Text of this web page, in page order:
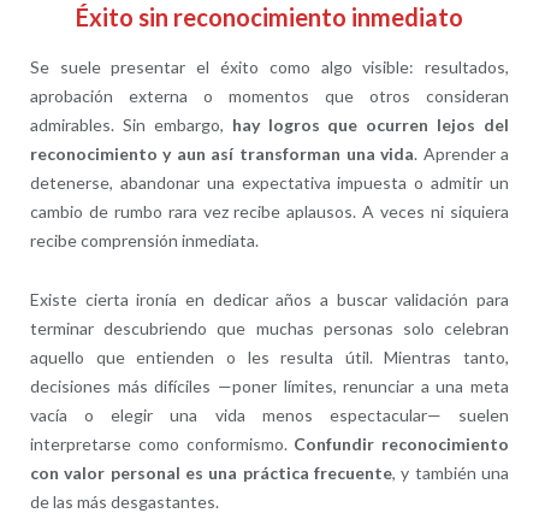
Éxito sin reconocimiento inmediato
Se suele presentar el éxito como algo visible: resultados,
aprobación externa o momentos que otros consideran
admirables. Sin embargo, hay logros que ocurren lejos del
reconocimiento y aun así transforman una vida. Aprender a
detenerse, abandonar una expectativa impuesta o admitir un
cambio de rumbo rara vez recibe aplausos. A veces ni siquiera
recibe comprensión inmediata.
Existe cierta ironía en dedicar años a buscar validación para
terminar descubriendo que muchas personas solo celebran
aquello que entienden o les resulta útil. Mientras tanto,
decisiones más difíciles —poner límites, renunciar a una meta
vacía o elegir una vida menos espectacular— suelen
interpretarse como conformismo. Confundir reconocimiento
con valor personal es una práctica frecuente, y también una
de las más desgastantes.